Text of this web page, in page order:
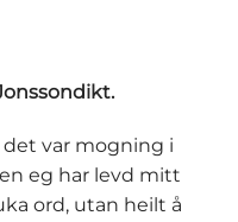
det var mogning i
eg har levd mitt
ord, utan heilt å